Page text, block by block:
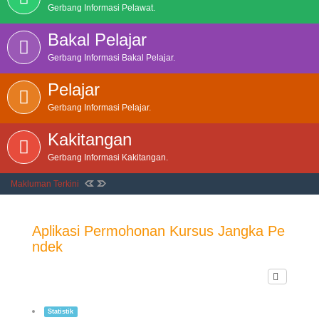
Gerbang Informasi Pelawat.
Bakal Pelajar
Gerbang Informasi Bakal Pelajar.
Pelajar
Gerbang Informasi Pelajar.
Kakitangan
Gerbang Informasi Kakitangan.
Makluman Terkini
Aplikasi Permohonan Kursus Jangka Pe
ndek
Statistik